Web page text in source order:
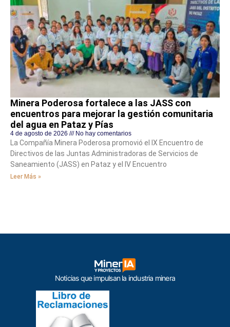
Minera Poderosa fortalece a las JASS con
encuentros para mejorar la gestión comunitaria
del agua en Pataz y Pías
4 de agosto de 2026 No hay comentarios
La Compañía Minera Poderosa promovió el IX Encuentro de
Directivos de las Juntas Administradoras de Servicios de
Saneamiento (JASS) en Pataz y el IV Encuentro
Leer Más »
Noticias que impulsan la industria minera